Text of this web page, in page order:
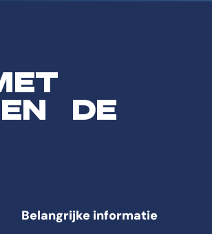
EN DE
Belangrijke informatie